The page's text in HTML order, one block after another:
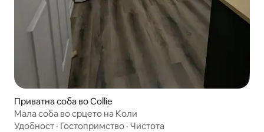
Приватна соба во Collie
Мала соба во срцето на Коли
Удобност · Гостопримство · Чистота